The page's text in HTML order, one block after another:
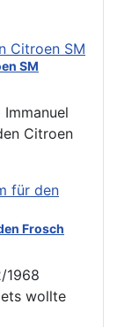
SM
Citroen
Frosch
1968
wollte